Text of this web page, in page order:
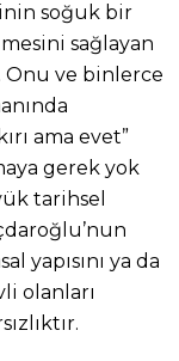
soğuk bir
sağlayan
Onu ve binlerce
ama evet”
gerek yok
tarihsel
yapısını ya da
olanları